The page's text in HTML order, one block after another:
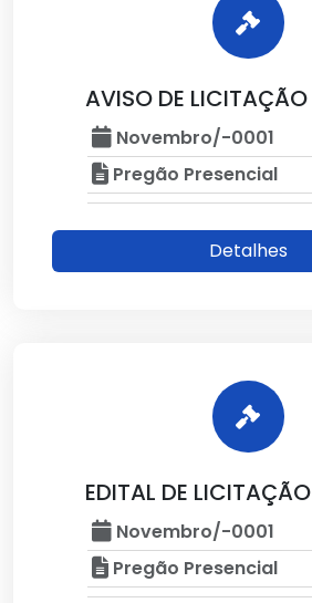
AVISO DE LICITAÇÃO
Novembro/-0001
Pregão Presencial
Detalhes
EDITAL DE LICITAÇÃO
Novembro/-0001
Pregão Presencial